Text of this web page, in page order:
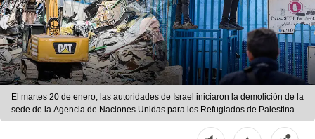
El martes 20 de enero, las autoridades de Israel iniciaron la demolición de la
sede de la Agencia de Naciones Unidas para los Refugiados de Palestina
en Oriente Próximo (UNRWA) en Jerusalén Este. | Composición LR/AFP